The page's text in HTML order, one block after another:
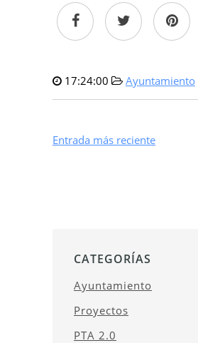
17:24:00 Ayuntamiento
Entrada más reciente
CATEGORÍAS
Ayuntamiento
Proyectos
PTA 2.0